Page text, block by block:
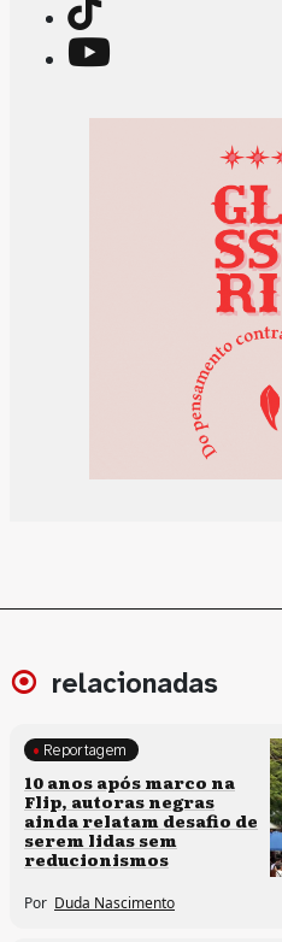
relacionadas
Processos artísticos
Reportagem
10 anos após marco na
Flip, autoras negras
ainda relatam desafio de
serem lidas sem
reducionismos
Por Duda Nascimento